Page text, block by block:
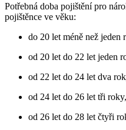
Potřebná doba pojištění pro
pojištěnce ve věku:
do 20 let méně než jeden
od 20 let do 22 let jeden
od 22 let do 24 let dva
od 24 let do 26 let tři roky,
od 26 let do 28 let čtyři